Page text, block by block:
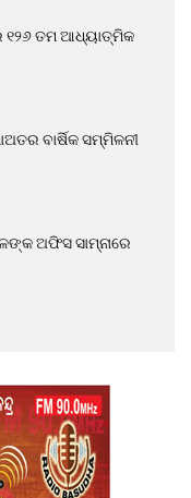
୧୨୬ ତମ ଆଧ୍ୟାତ୍ମିକ
ବାର୍ଷିକ ସମ୍ମିଳନୀ
ଅଫିସ ସାମ୍ନାରେ